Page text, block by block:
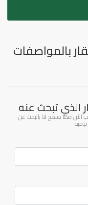
بالمواصفات
الذي تبحث عنه
مما يسمح لنا بالبحث عن